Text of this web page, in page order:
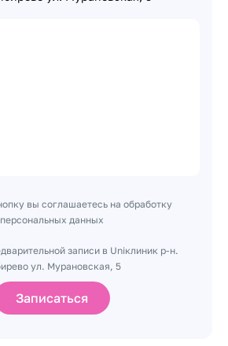
вы соглашаетесь на обработку
персональных данных
записи в Uniклиник р-н.
ул. Мурановская, 5
Записаться